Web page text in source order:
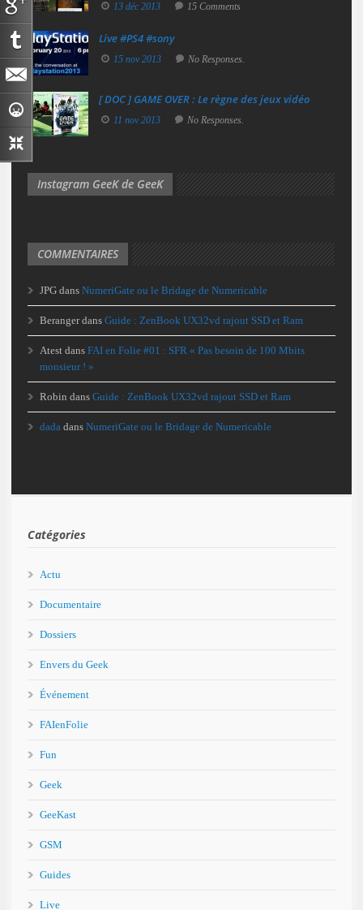
13 déc 2013 15 Comments
Live #PS4 #sony
15 nov 2013 No Responses.
[ DOC ] GAME OVER : Le règne des jeux vidéo
11 nov 2013 No Responses.
Instagram GeeK de GeeK
COMMENTAIRES
JPG dans NumeriGate ou le Bridage de Numericable
Berangerdans Guide : ZenBook UX32vd rajout SSD et Ram
Atest dans FAI en Folie #01 : SFR « Pas besoin de 100 Mbits
monsieur ! »
Robin dans Guide : ZenBook UX32vd rajout SSD et Ram
dada dans NumeriGate ou le Bridage de Numericable
Catégories
Actu
Documentaire
Dossiers
Envers du Geek
Événement
FAIenFolie
Fun
Geek
GeeKast
GSM
Guides
Live